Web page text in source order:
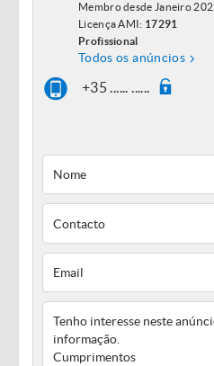
Membro desde Janeiro
Licença AMI: 17291
Profissional
Todos os anúncios
+35 ...... ......